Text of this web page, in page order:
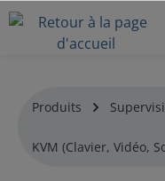
Produits
KVM (Clavier, Vidéo,